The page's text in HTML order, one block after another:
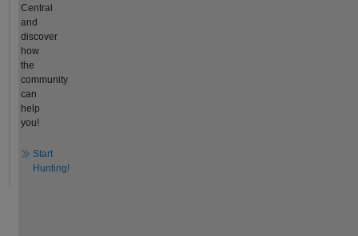
Central
and
discover
how
the
community
can
help
you!
Start
Hunting!